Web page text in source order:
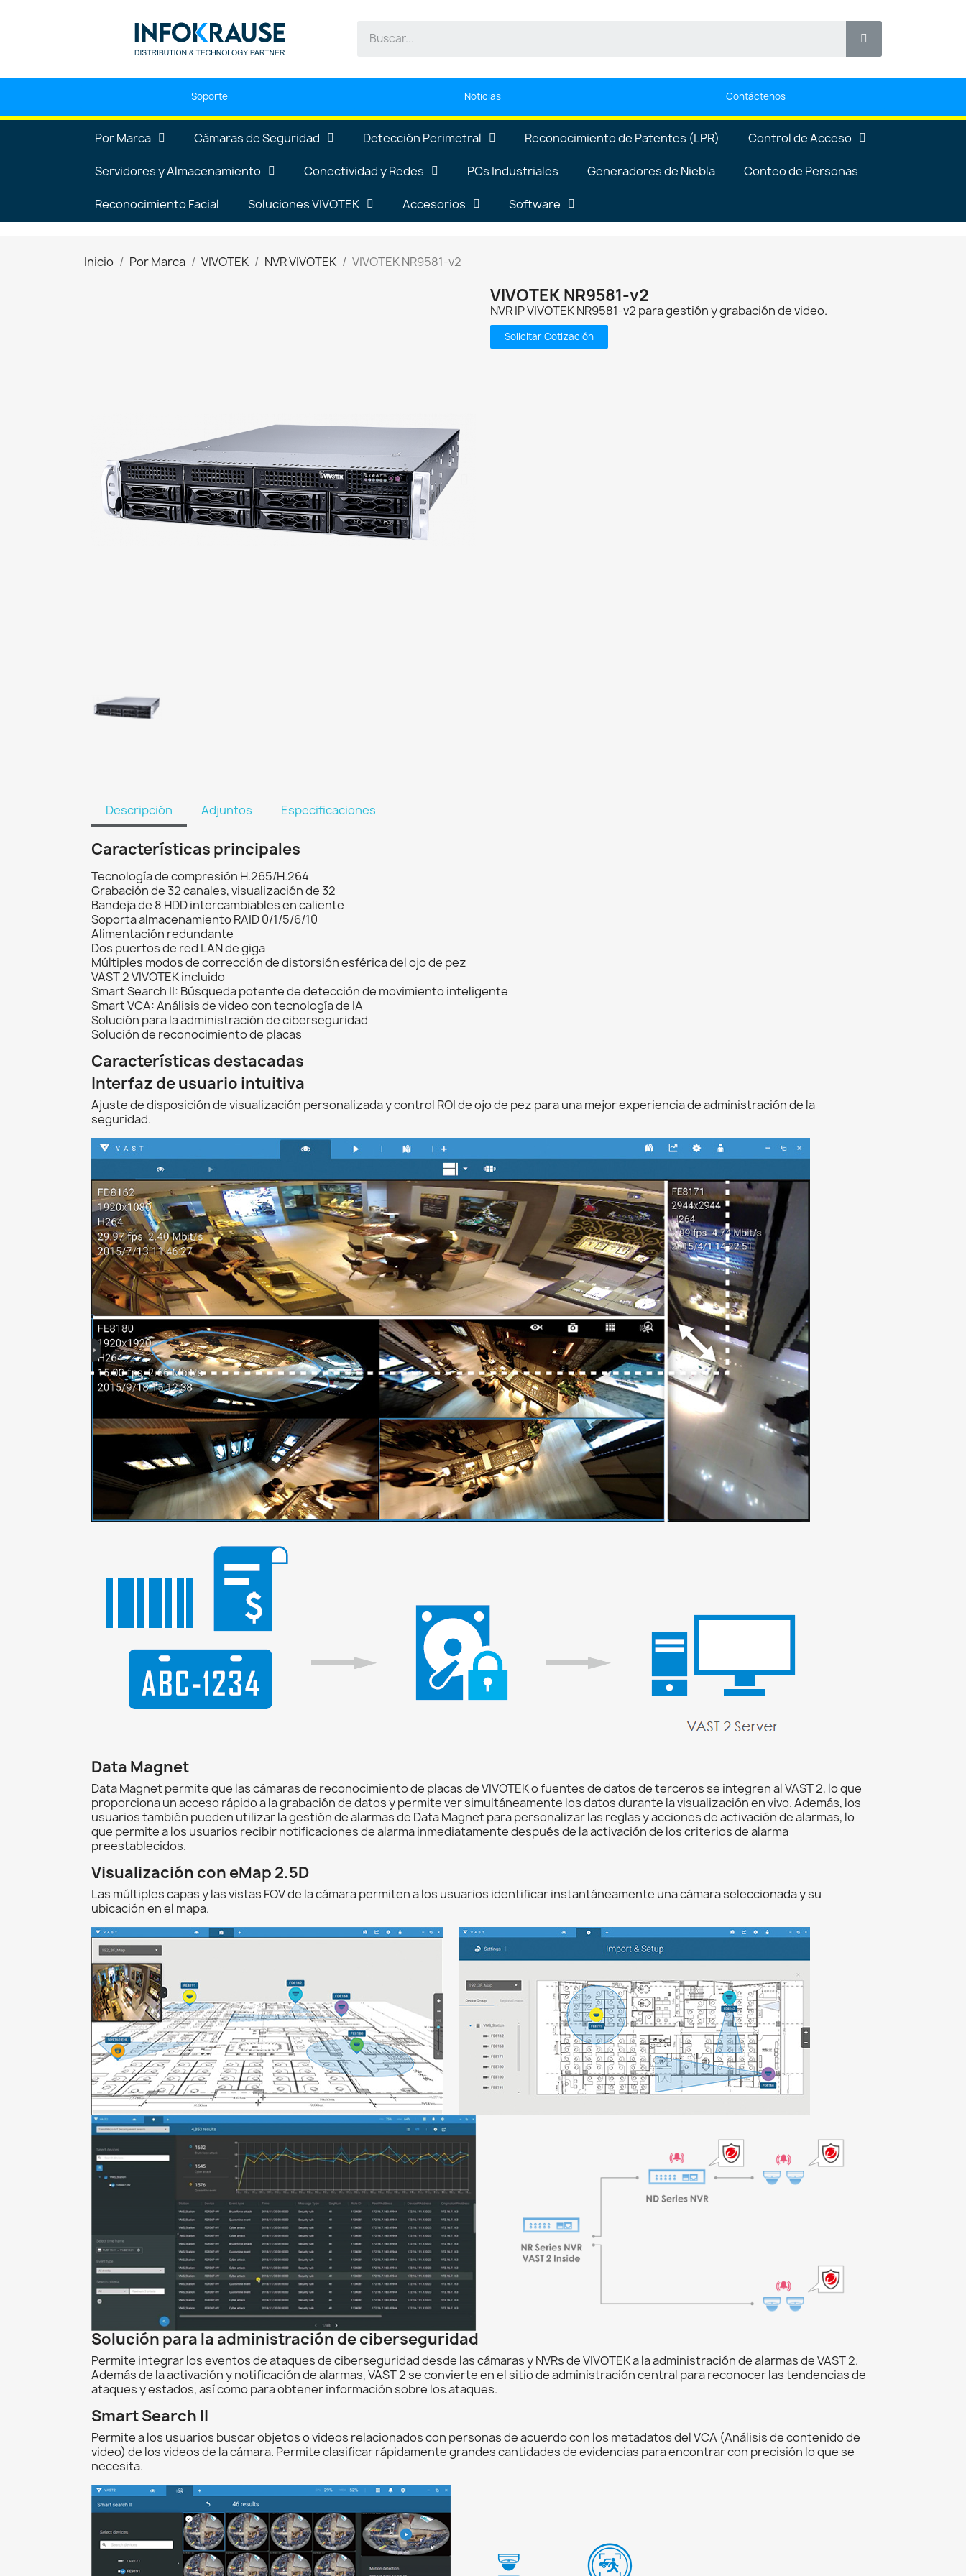
Soporte Noticias Contáctenos
Por Marca Cámaras de Seguridad Detección Perimetral Reconocimiento de Patentes (LPR) Control de Acceso
Servidores y Almacenamiento Conectividad y Redes PCs Industriales Generadores de Niebla Conteo de Personas
Reconocimiento Facial Soluciones VIVOTEK Accesorios Software
Inicio Por Marca VIVOTEK NVR VIVOTEK VIVOTEK NR9581-v2
VIVOTEK NR9581-v2
NVR IP VIVOTEK NR9581-v2 para gestión y grabación de video.
Solicitar Cotización
Descripción Adjuntos Especificaciones
Características principales
Tecnología de compresión H.265/H.264
Grabación de 32 canales, visualización de 32
Bandeja de 8 HDD intercambiables en caliente
Soporta almacenamiento RAID 0/1/5/6/10
Alimentación redundante
Dos puertos de red LAN de giga
Múltiples modos de corrección de distorsión esférica del ojo de pez
VAST 2 VIVOTEK incluido
Smart Search II: Búsqueda potente de detección de movimiento inteligente
Smart VCA: Análisis de video con tecnología de IA
Solución para la administración de ciberseguridad
Solución de reconocimiento de placas
Características destacadas
Interfaz de usuario intuitiva
Ajuste de disposición de visualización personalizada y control ROI de ojo de pez para una mejor experiencia de administración de la
seguridad.
Data Magnet
Data Magnet permite que las cámaras de reconocimiento de placas de VIVOTEK o fuentes de datos de terceros se integren al VAST 2, lo que
proporciona un acceso rápido a la grabación de datos y permite ver simultáneamente los datos durante la visualización en vivo. Además, los
usuarios también pueden utilizar la gestión de alarmas de Data Magnet para personalizar las reglas y acciones de activación de alarmas, lo
que permite a los usuarios recibir notificaciones de alarma inmediatamente después de la activación de los criterios de alarma
preestablecidos.
Visualización con eMap 2.5D
Las múltiples capas y las vistas FOV de la cámara permiten a los usuarios identificar instantáneamente una cámara seleccionada y su
ubicación en el mapa.
Solución para la administración de ciberseguridad
Permite integrar los eventos de ataques de ciberseguridad desde las cámaras y NVRs de VIVOTEK a la administración de alarmas de VAST 2.
Además de la activación y notificación de alarmas, VAST 2 se convierte en el sitio de administración central para reconocer las tendencias de
ataques y estados, así como para obtener información sobre los ataques.
Smart Search II
Permite a los usuarios buscar objetos o videos relacionados con personas de acuerdo con los metadatos del VCA (Análisis de contenido de
video) de los videos de la cámara. Permite clasificar rápidamente grandes cantidades de evidencias para encontrar con precisión lo que se
necesita.